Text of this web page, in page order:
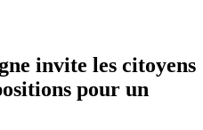
invite les citoyens
pour un